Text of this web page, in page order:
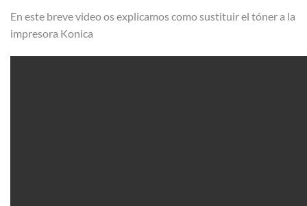
En este breve video os explicamos como sustituir el tóner a la
impresora Konica